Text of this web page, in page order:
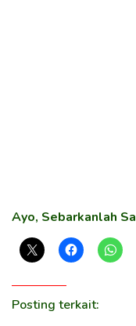
Ayo, Sebarkanlah
Posting terkait: